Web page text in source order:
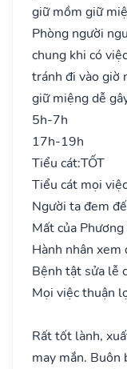
giữ mồm giữ
Phòng người
chung khi có
tránh đi vào giờ
giữ miệng dễ
5h-7h
17h-19h
Tiểu cát:TỐT
Tiểu cát mọi
Người ta đem
Mất của
Hành nhân xem
Bệnh tật sửa lễ
Mọi việc thuận
Rất tốt lành,
may mắn. Buôn